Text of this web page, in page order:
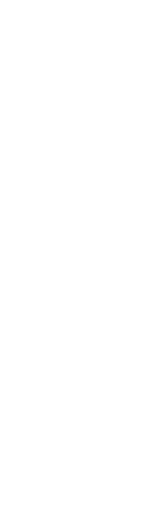
Pemkab Tangerang